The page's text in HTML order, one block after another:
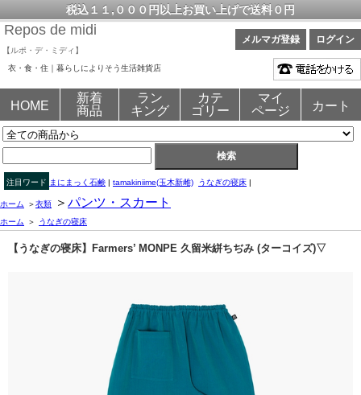
税込１１,０００円以上お買い上げで送料０円
Repos de midi
【ルポ・デ・ミディ】
メルマガ登録 ログイン
衣・食・住｜暮らしによりそう生活雑貨店
HOME
新着
商品
ラン
キング
カテ
ゴリー
マイ
ページ
カート
注目ワード まにまっく石鹸 | tamakiniime(玉木新雌) うなぎの寝床 |
ホーム ＞衣類 ＞ パンツ・スカート
ホーム ＞ うなぎの寝床
【うなぎの寝床】Farmers’ MONPE 久留米絣ちぢみ (ターコイズ)▽